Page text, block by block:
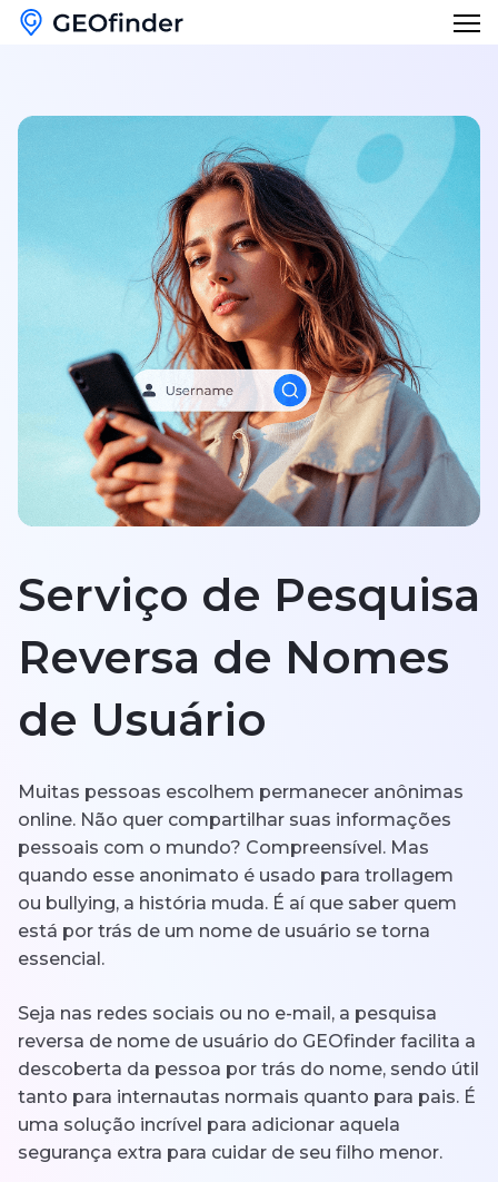
Recursos
Pesquisa reversa de telefone
Pesquisa reversa de nome de usuário
Verificador de invasão de e-mail
Encontre meu telefone perdido
Pesquisa por nome
Português
Deutsch
Italiano
日本
한국의
Español
Serviço de Pesquisa
Reversa de Nomes
de Usuário
Muitas pessoas escolhem permanecer anônimas
online. Não quer compartilhar suas informações
pessoais com o mundo? Compreensível. Mas
quando esse anonimato é usado para trollagem
ou bullying, a história muda. É aí que saber quem
está por trás de um nome de usuário se torna
essencial.
Seja nas redes sociais ou no e-mail, a pesquisa
reversa de nome de usuário do GEOfinder facilita a
descoberta da pessoa por trás do nome, sendo útil
tanto para internautas normais quanto para pais. É
uma solução incrível para adicionar aquela
segurança extra para cuidar de seu filho menor.